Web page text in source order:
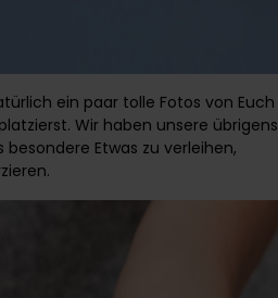
ein paar tolle Fotos von Euch
Wir haben unsere übrigens
Etwas zu verleihen,